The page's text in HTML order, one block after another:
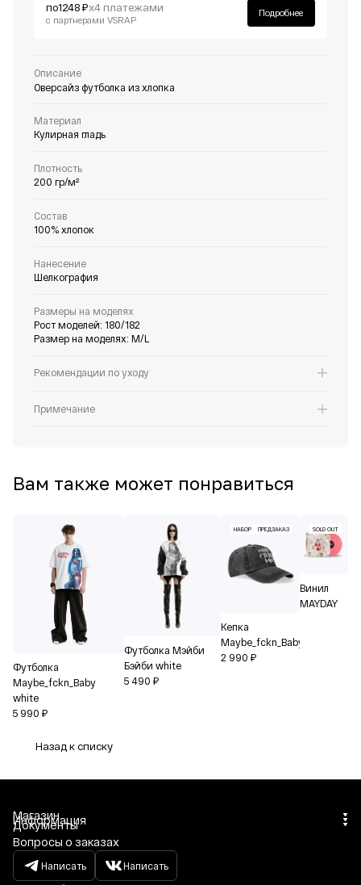
по 1248 ₽х4 платежами
с партнерами VSRAP
Подробнее
Описание
Оверсайз футболка из хлопка
Материал
Кулирная гладь
Плотность
200 гр/м²
Состав
100% хлопок
Нанесение
Шелкография
Размеры на моделях
Рост моделей: 180/182
Размер на моделях: M/L
Рекомендации по уходу
Примечание
Вам также может понравиться
Футболка
Maybe_fckn_Baby
white
5 990 ₽
Футболка Мэйби
Бэйби white
5 490 ₽
НАБОР ПРЕДЗАКАЗ
Кепка
Maybe_fckn_Baby
2 990 ₽
SOLD OUT
Винил
MAYDAY
Назад к списку
Вопросы о заказах
Написать Написать
Магазин
Информация
Документы